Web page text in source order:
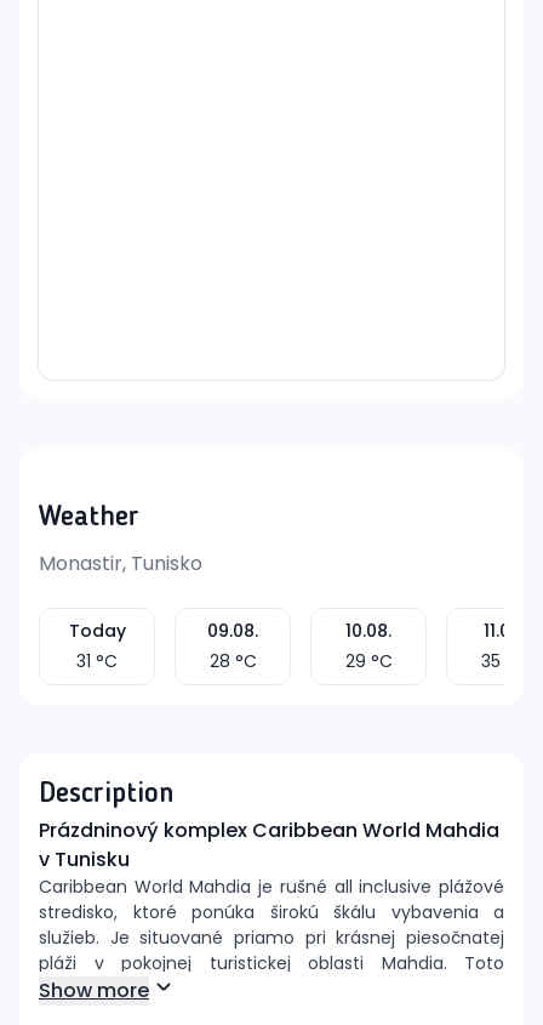
Weather
Monastir, Tunisko
Today
31 °C
09.08.
28 °C
10.08.
29 °C
11.08.
35
Description
Prázdninový komplex Caribbean World Mahdia
v Tunisku
Caribbean World Mahdia je rušné all inclusive plážové
stredisko, ktoré ponúka širokú škálu vybavenia a
služieb. Je situované priamo pri krásnej piesočnatej
pláži v pokojnej turistickej oblasti Mahdia. Toto
zariadenie sa skladá z hlavnej budovy a piatich
Show more